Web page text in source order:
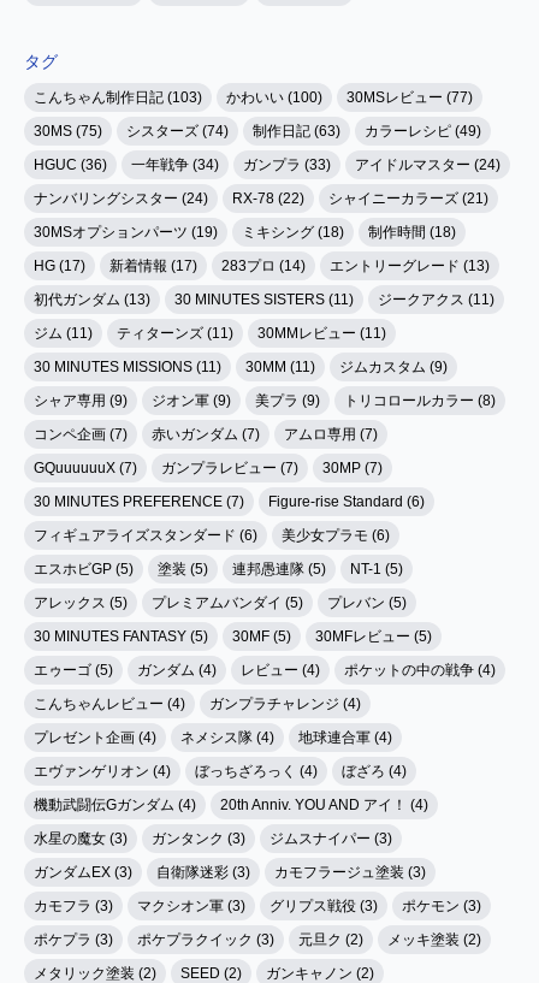
タグ
こんちゃん制作日記 (103) かわいい (100)
30MSレビュー (77)
30MS (75)
シスターズ (74) 制作日記 (63)
カラーレシピ (49)
HGUC (36)
一年戦争 (34) ガンプラ (33)
アイドルマスター (24)
ナンバリングシスター (24)
RX-78 (22)
シャイニーカラーズ (21)
30MSオプションパーツ (19)
ミキシング (18)
制作時間 (18)
HG (17)
新着情報 (17) 283プロ (14)
エントリーグレード (13)
初代ガンダム (13)
30 MINUTES SISTERS (11)
ジークアクス (11)
ジム (11)
ティターンズ (11)
30MMレビュー (11)
30 MINUTES MISSIONS (11)
30MM (11)
ジムカスタム (9)
シャア専用 (9)
ジオン軍 (9) 美プラ (9)
トリコロールカラー (8)
コンペ企画 (7)
赤いガンダム (7)
アムロ専用 (7)
GQuuuuuuX (7)
ガンプラレビュー (7)
30MP (7)
30 MINUTES PREFERENCE (7)
Figure-rise Standard (6)
フィギュアライズスタンダード (6)
美少女プラモ (6)
エスホビGP (5)
塗装 (5) 連邦愚連隊 (5)
NT-1 (5)
アレックス (5)
プレミアムバンダイ (5)
プレバン (5)
30 MINUTES FANTASY (5)
30MF (5)
30MFレビュー (5)
エゥーゴ (5)
ガンダム (4) レビュー (4)
ポケットの中の戦争 (4)
こんちゃんレビュー (4)
ガンプラチャレンジ (4)
プレゼント企画 (4)
ネメシス隊 (4)
地球連合軍 (4)
エヴァンゲリオン (4)
ぼっちざろっく (4)
ぼざろ (4)
機動武闘伝Gガンダム (4)
20th Anniv. YOU AND アイ！ (4)
水星の魔女 (3)
ガンタンク (3)
ジムスナイパー (3)
ガンダムEX (3)
自衛隊迷彩 (3)
カモフラージュ塗装 (3)
カモフラ (3)
マクシオン軍 (3) グリプス戦役 (3)
ポケモン (3)
ポケプラ (3)
ポケプラクイック (3) 元旦ク (2)
メッキ塗装 (2)
メタリック塗装 (2)
SEED (2)
ガンキャノン (2)